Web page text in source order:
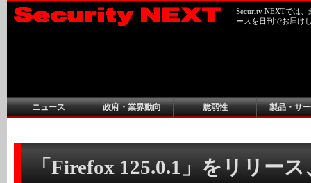
Security NEXTでは
ースを日刊でお届け
ニュース 政府・業界動向 脆弱性 製品・サ
「Firefox 125.0.1」をリリー